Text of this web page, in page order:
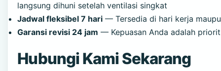
langsung dihuni setelah ventilasi singkat
Jadwal fleksibel 7 hari — Tersedia di hari kerja
Garansi revisi 24 jam — Kepuasan Anda adalah
Hubungi Kami Sekarang